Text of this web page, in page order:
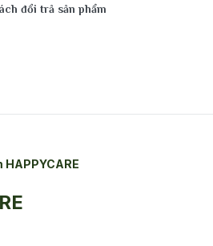
đổi trả sản phẩm